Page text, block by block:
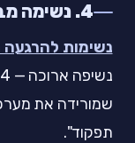
4. נשימה מבוססת נשיפה
נשימות להרגעה
שמורידה את
תפקוד".